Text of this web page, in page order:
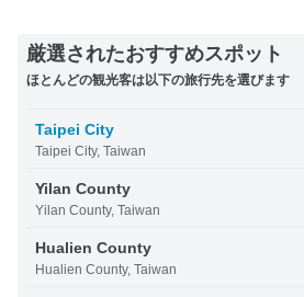
厳選されたおすすめスポット
ほとんどの観光客は以下の旅行先を選びます
Taipei City
Taipei City, Taiwan
Yilan County
Yilan County, Taiwan
Hualien County
Hualien County, Taiwan